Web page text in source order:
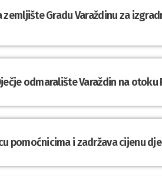
Gradu Varaždinu za
odmaralište Varaždin na otoku
pomoćnicima i zadržava cijenu